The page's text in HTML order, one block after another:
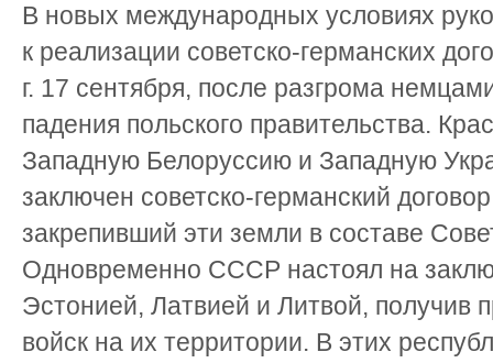
В новых международных условиях
к реализации советско-германских
г. 17 сентября, после разгрома
падения польского правительства.
Западную Белоруссию и Западную
заключен советско-германский
закрепивший эти земли в составе
Одновременно СССР настоял на
Эстонией, Латвией и Литвой, получив
войск на их территории. В этих